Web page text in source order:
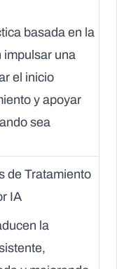
basada en la
impulsar una
el inicio
y apoyar
sea
de Tratamiento
IA
la